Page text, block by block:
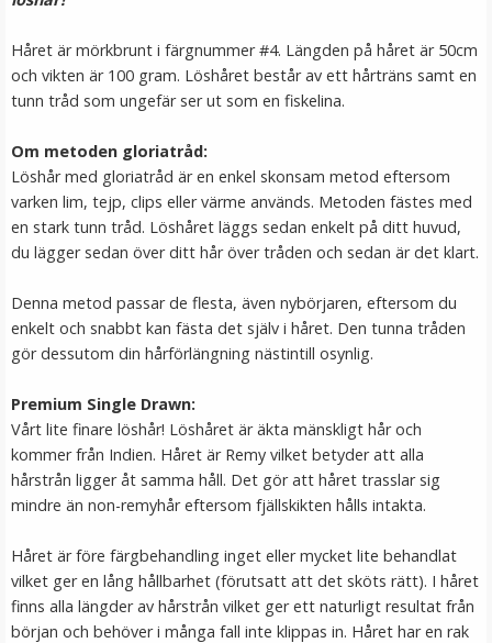
★ ★
VÄLJ
Håret är mörkbrunt i färgnummer #4. Längden på håret är 50cm
och vikten är 100 gram. Löshåret består av ett hårträns samt en
tunn tråd som ungefär ser ut som en fiskelina.
Om metoden gloriatråd:
Löshår med gloriatråd är en enkel skonsam metod eftersom
varken lim, tejp, clips eller värme används. Metoden fästes med
en stark tunn tråd. Löshåret läggs sedan enkelt på ditt huvud,
du lägger sedan över ditt hår över tråden och sedan är det klart.
Denna metod passar de flesta, även nybörjaren, eftersom du
enkelt och snabbt kan fästa det själv i håret. Den tunna tråden
gör dessutom din hårförlängning nästintill osynlig.
Premium Single Drawn:
Vårt lite finare löshår! Löshåret är äkta mänskligt hår och
kommer från Indien. Håret är Remy vilket betyder att alla
hårstrån ligger åt samma håll. Det gör att håret trasslar sig
mindre än non-remyhår eftersom fjällskikten hålls intakta.
Håret är före färgbehandling inget eller mycket lite behandlat
vilket ger en lång hållbarhet (förutsatt att det sköts rätt). I håret
finns alla längder av hårstrån vilket ger ett naturligt resultat från
början och behöver i många fall inte klippas in. Håret har en rak